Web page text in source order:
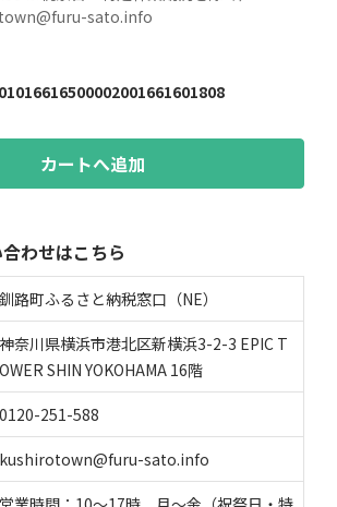
sato.info
カートへ追加
わせはこちら
釧路町ふるさと納税窓口（NE）
神奈川県横浜市港北区新横浜3-2-3 EPIC T
OWER SHIN YOKOHAMA 16階
0120-251-588
kushirotown@furu-sato.info